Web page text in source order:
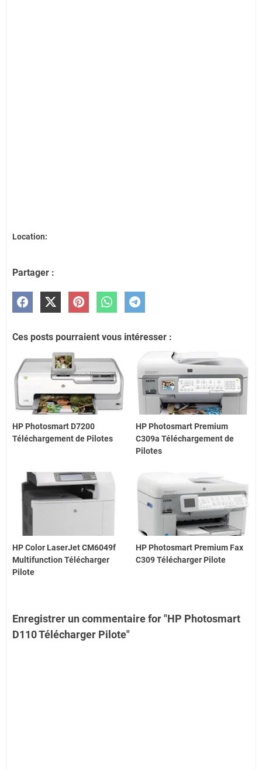
Location:
Partager :
Ces posts pourraient vous intéresser :
HP Photosmart D7200
Téléchargement de Pilotes
HP Photosmart Premium
C309a Téléchargement de
Pilotes
HP Color LaserJet CM6049f
Multifunction Télécharger
Pilote
HP Photosmart Premium Fax
C309 Télécharger Pilote
Enregistrer un commentaire for "HP Photosmart
D110 Télécharger Pilote"